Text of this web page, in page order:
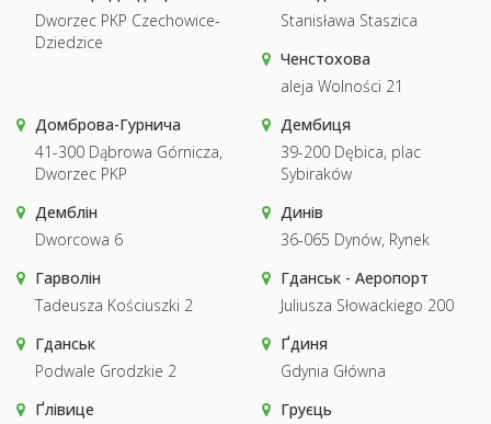
Dworzec PKP Czechowice-
Dziedzice
Stanisława Staszica
Ченстохова
aleja Wolności 21
Домброва-Гурнича
41-300 Dąbrowa Górnicza,
Dworzec PKP
Дембиця
39-200 Dębica, plac
Sybiraków
Демблін
Dworcowa 6
Динів
36-065 Dynów, Rynek
Гарволін
Tadeusza Kościuszki 2
Гданськ - Аеропорт
Juliusza Słowackiego 200
Гданськ
Podwale Grodzkie 2
Ґдиня
Gdynia Główna
Ґлівице
Груєць